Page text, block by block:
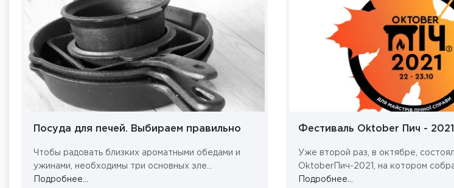
Посуда для печей. Выбираем правильно
Чтобы радовать близких ароматными обедами и
ужинами, необходимы три основных эле...
Подробнее...
Фестиваль Oktober Пич - 2021
Уже второй раз, в октябре,
OktoberПич-2021, на котором
Подробнее...